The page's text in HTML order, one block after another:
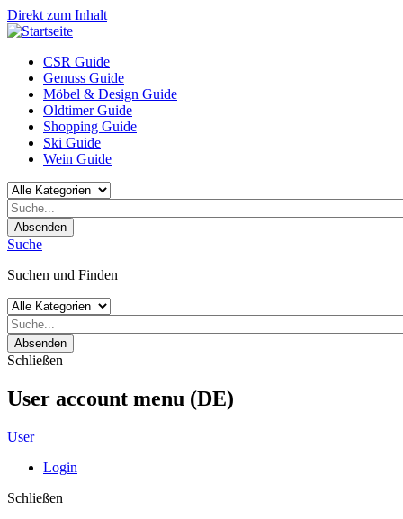
Direkt zum Inhalt
CSR Guide
Genuss Guide
Möbel & Design Guide
Oldtimer Guide
Shopping Guide
Ski Guide
Wein Guide
Absenden
Suche
Suchen und Finden
Absenden
Schließen
User account menu (DE)
User
Login
Schließen